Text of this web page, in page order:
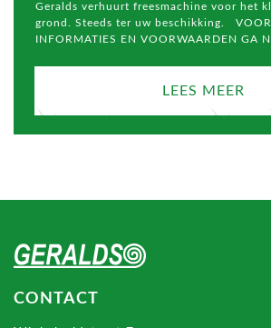
Geralds verhuurt freesmachine voor het
grond. Steeds ter uw beschikking. VOOR
INFORMATIES EN VOORWAARDEN GA
LEES MEER
CONTACT